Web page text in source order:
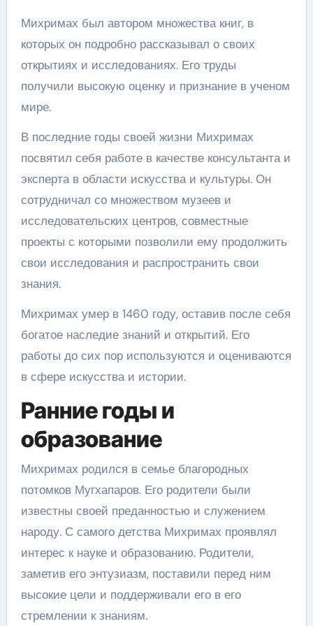
Михримах был автором множества книг, в
которых он подробно рассказывал о своих
открытиях и исследованиях. Его труды
получили высокую оценку и признание в ученом
мире.
В последние годы своей жизни Михримах
посвятил себя работе в качестве консультанта и
эксперта в области искусства и культуры. Он
сотрудничал со множеством музеев и
исследовательских центров, совместные
проекты с которыми позволили ему продолжить
свои исследования и распространить свои
знания.
Михримах умер в 1460 году, оставив после себя
богатое наследие знаний и открытий. Его
работы до сих пор используются и оцениваются
в сфере искусства и истории.
Ранние годы и
образование
Михримах родился в семье благородных
потомков Мугхапаров. Его родители были
известны своей преданностью и служением
народу. С самого детства Михримах проявлял
интерес к науке и образованию. Родители,
заметив его энтузиазм, поставили перед ним
высокие цели и поддерживали его в его
стремлении к знаниям.